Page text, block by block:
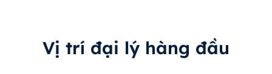
Vị trí đại lý hàng đầu